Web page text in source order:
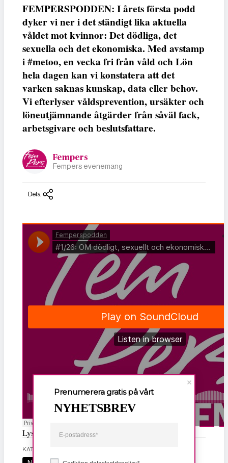
FEMPERSPODDEN: I årets första podd
dyker vi ner i det ständigt lika aktuella
våldet mot kvinnor: Det dödliga, det
sexuella och det ekonomiska. Med avstamp
i #metoo, en vecka fri från våld och Lön
hela dagen kan vi konstatera att det
varken saknas kunskap, data eller behov.
Vi efterlyser våldsprevention, ursäkter och
löneutjämnande åtgärder från såväl fack,
arbetsgivare och beslutsfattare.
Fempers
Fempers evenemang
Dela
Lyssna här!
KATEGORI
Prenumerera gratis på vårt
NYHETSBREV